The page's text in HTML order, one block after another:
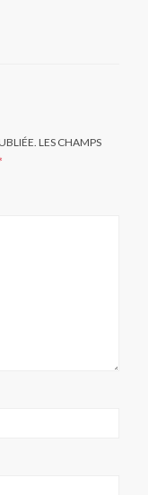
LES CHAMPS